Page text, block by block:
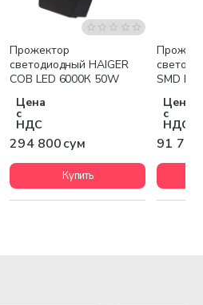
Прожектор
светодиодный HAIGER
COB LED 6000К 50W
Цена
с
НДС
294 800 сум
Купить
SMD
Цена
с
НДС
91 700